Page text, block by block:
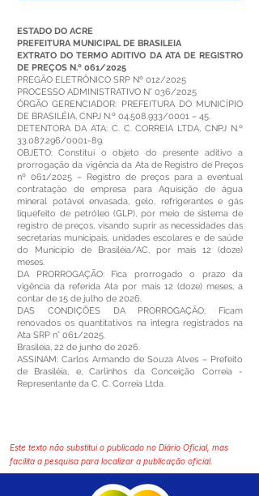
ESTADO DO ACRE
PREFEITURA MUNICIPAL DE BRASILEIA
EXTRATO DO TERMO ADITIVO DA ATA DE REGISTRO
DE PREÇOS N.º 061/2025
PREGÃO ELETRÔNICO SRP Nº 012/2025
PROCESSO ADMINISTRATIVO N° 036/2025
ÓRGÃO GERENCIADOR: PREFEITURA DO MUNICÍPIO
DE BRASILÉIA, CNPJ N.º 04.508.933/0001 – 45.
DETENTORA DA ATA: C. C. CORREIA LTDA, CNPJ N.º
33.087.296/0001-89.
OBJETO: Constitui o objeto do presente aditivo a
prorrogação da vigência da Ata de Registro de Preços
nº 061/2025 – Registro de preços para a eventual
contratação de empresa para Aquisição de água
mineral potável envasada, gelo, refrigerantes e gás
liquefeito de petróleo (GLP), por meio de sistema de
registro de preços, visando suprir as necessidades das
secretarias municipais, unidades escolares e de saúde
do Município de Brasiléia/AC, por mais 12 (doze)
meses.
DA PRORROGAÇÃO: Fica prorrogado o prazo da
vigência da referida Ata por mais 12 (doze) meses, a
contar de 15 de julho de 2026.
DAS CONDIÇÕES DA PRORROGAÇÃO: Ficam
renovados os quantitativos na integra registrados na
Ata SRP n° 061/2025.
Brasileia, 22 de junho de 2026.
ASSINAM: Carlos Armando de Souza Alves – Prefeito
de Brasiléia, e, Carlinhos da Conceição Correia -
Representante da C. C. Correia Ltda.
Este texto não substitui o publicado no Diário Oficial, mas
facilita a pesquisa para localizar a publicação oficial.